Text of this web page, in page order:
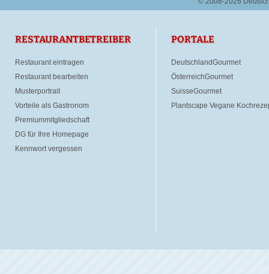
RESTAURANTBETREIBER
Restaurant eintragen
Restaurant bearbeiten
Musterportrait
Vorteile als Gastronom
Premiummitgliedschaft
DG für Ihre Homepage
Kennwort vergessen
PORTALE
DeutschlandGourmet
ÖsterreichGourmet
SuisseGourmet
Plantscape Vegane